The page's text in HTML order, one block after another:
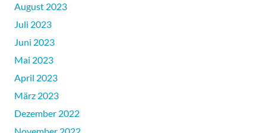
August 2023
Juli 2023
Juni 2023
Mai 2023
April 2023
März 2023
Dezember 2022